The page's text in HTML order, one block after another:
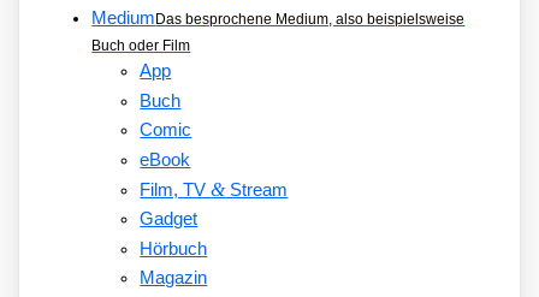
Medium Das besprochene Medium, also beispielsweise
Buch oder Film
App
Buch
Comic
eBook
Film, TV&Stream
Gadget
Hörbuch
Magazin